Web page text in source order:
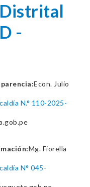
-
Econ. Julio
N.° 110-2025-
Mg. Fiorella
N° 045-